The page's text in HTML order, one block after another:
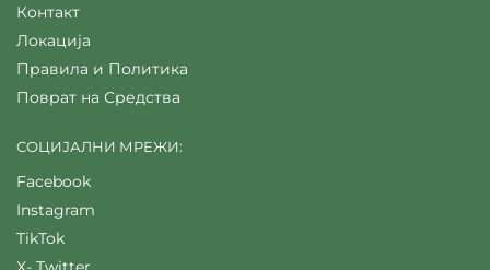
Контакт
Локација
Правила и Политика
Поврат на Средства
СОЦИЈАЛНИ МРЕЖИ:
Facebook
Instagram
TikTok